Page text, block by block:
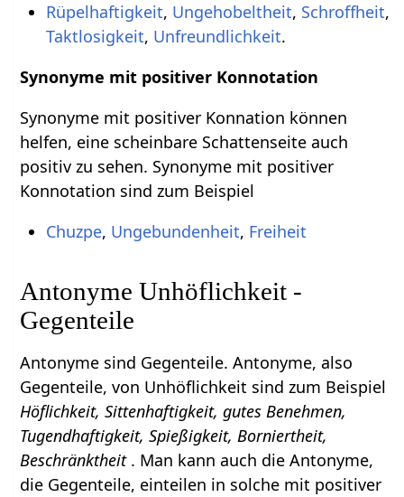
Rüpelhaftigkeit, Ungehobeltheit, Schroffheit,
Taktlosigkeit, Unfreundlichkeit.
Synonyme mit positiver Konnotation
Synonyme mit positiver Konnation können
helfen, eine scheinbare Schattenseite auch
positiv zu sehen. Synonyme mit positiver
Konnotation sind zum Beispiel
Chuzpe, Ungebundenheit, Freiheit
Antonyme Unhöflichkeit -
Gegenteile
Antonyme sind Gegenteile. Antonyme, also
Gegenteile, von Unhöflichkeit sind zum Beispiel
Höflichkeit, Sittenhaftigkeit, gutes Benehmen,
Tugendhaftigkeit, Spießigkeit, Borniertheit,
Beschränktheit . Man kann auch die Antonyme,
die Gegenteile, einteilen in solche mit positiver